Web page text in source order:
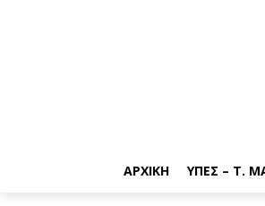
ΑΡΧΙΚΉ ΥΠΕΣ – Τ.